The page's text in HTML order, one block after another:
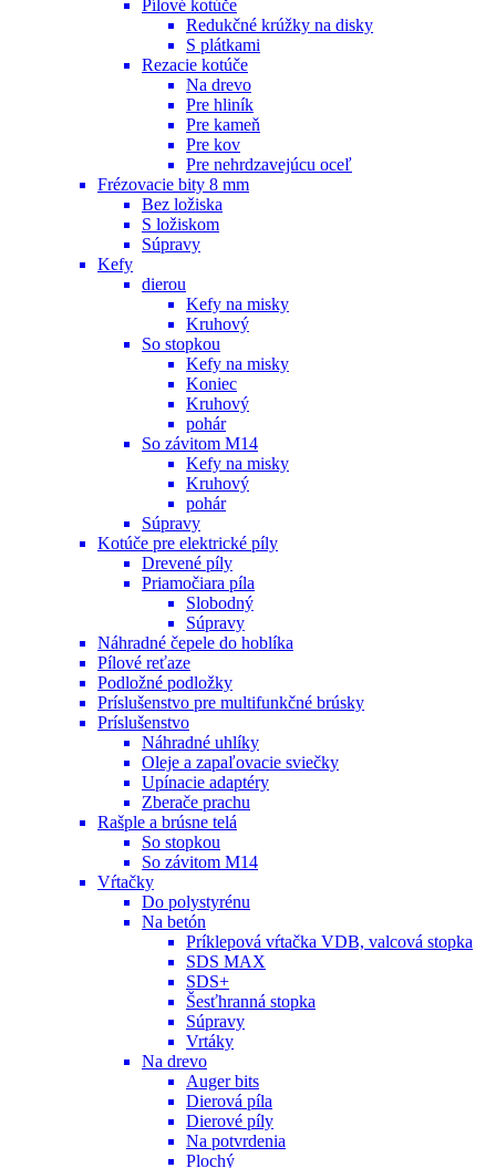
Pílové kotúče
Redukčné krúžky na disky
S plátkami
Rezacie kotúče
Na drevo
Pre hliník
Pre kameň
Pre kov
Pre nehrdzavejúcu oceľ
Frézovacie bity 8 mm
Bez ložiska
S ložiskom
Súpravy
Kefy
dierou
Kefy na misky
Kruhový
So stopkou
Kefy na misky
Koniec
Kruhový
pohár
So závitom M14
Kefy na misky
Kruhový
pohár
Súpravy
Kotúče pre elektrické píly
Drevené píly
Priamočiara píla
Slobodný
Súpravy
Náhradné čepele do hoblíka
Pílové reťaze
Podložné podložky
Príslušenstvo pre multifunkčné brúsky
Príslušenstvo
Náhradné uhlíky
Oleje a zapaľovacie sviečky
Upínacie adaptéry
Zberače prachu
Rašple a brúsne telá
So stopkou
So závitom M14
Vŕtačky
Do polystyrénu
Na betón
Príklepová vŕtačka VDB, valcová stopka
SDS MAX
SDS+
Šesťhranná stopka
Súpravy
Vrtáky
Na drevo
Auger bits
Dierová píla
Dierové píly
Na potvrdenia
Plochý